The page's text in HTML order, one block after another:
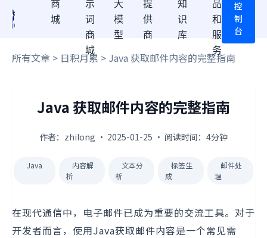
商
城
示
词
商
城
大
模
型
提
供
商
知
识
库
品
和
服
务
控
制
台
所有文章 > 日积月累 > Java 获取邮件内容的完整指南
Java 获取邮件内容的完整指南
作者：zhilong · 2025-01-25 · 阅读时间：4分钟
Java
内容解
析
文本分
析
标签生
成
邮件处
理
在现代通信中，电子邮件已成为重要的交流工具。对于
开发者而言，使用Java获取邮件内容是一个常见需